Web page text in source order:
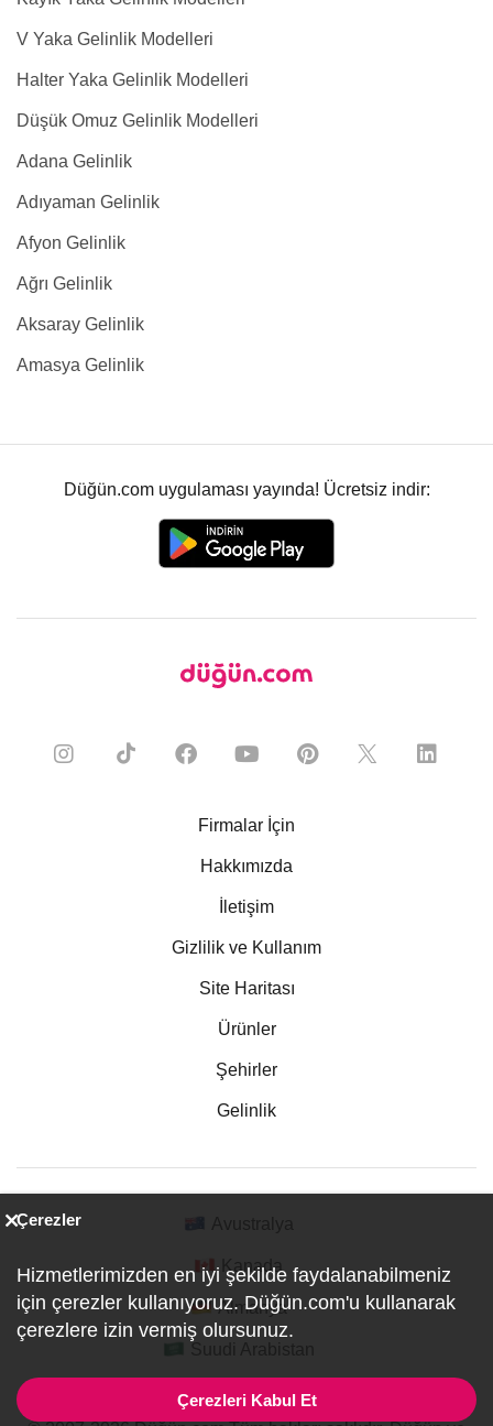
V Yaka Gelinlik Modelleri
Halter Yaka Gelinlik Modelleri
Düşük Omuz Gelinlik Modelleri
Adana Gelinlik
Adıyaman Gelinlik
Afyon Gelinlik
Ağrı Gelinlik
Aksaray Gelinlik
Amasya Gelinlik
Düğün.com uygulaması yayında! Ücretsiz indir:
Firmalar İçin
Hakkımızda
İletişim
Gizlilik ve Kullanım
Site Haritası
Ürünler
Şehirler
Gelinlik
Kanada
Almanya
Çerezler
Hizmetlerimizden en iyi şekilde faydalanabilmeniz
için çerezler kullanıyoruz. Düğün.com'u kullanarak
çerezlere izin vermiş olursunuz.
Çerezleri Kabul Et